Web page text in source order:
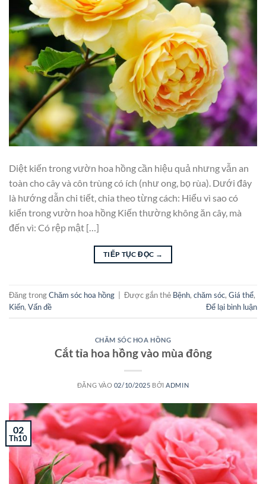
Diệt kiến trong vườn hoa hồng cần hiệu quả nhưng vẫn an
toàn cho cây và côn trùng có ích (như ong, bọ rùa). Dưới đây
là hướng dẫn chi tiết, chia theo từng cách: Hiểu vì sao có
kiến trong vườn hoa hồng Kiến thường không ăn cây, mà
đến vì: Có rệp mật […]
TIẾP TỤC ĐỌC →
Đăng trongChăm sóc hoa hồng Được gắn thẻ Bệnh, chăm sóc, Giá thể,
Kiến, Vấn đề Để lại bình luận
CHĂM SÓC HOA HỒNG
Cắt tỉa hoa hồng vào mùa đông
ĐĂNG VÀO 02/10/2025 BỞIADMIN
02
Th10